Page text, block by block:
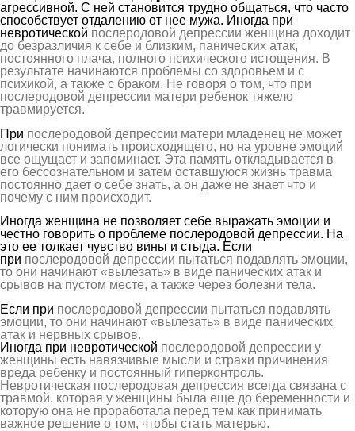
агрессивной. С ней становится трудно общаться, что часто
способствует отдалению от нее мужа. Иногда при
невротической послеродовой депрессии женщина доходит
до безразличия к себе и близким, панических атак,
постоянного плача, полного психического истощения. В
результате начинаются проблемы со здоровьем и с
психикой, а также с браком. Не говоря о том, что при
послеродовой депрессии матери ребенок тяжело
травмируется.
При послеродовой депрессии матери младенец не может
логически понимать происходящего, но на уровне эмоций
все ощущает и запоминает. Эта память откладывается в
его бессознательном и затем оставшуюся жизнь травма
постоянно дает о себе знать, а он даже не знает что и
почему с ним происходит.
Иногда женщина не позволяет себе выражать эмоции и
честно говорить о проблеме послеродовой депрессии. На
это ее толкает чувство вины и стыда. Если
при послеродовой депрессии пытаться подавлять эмоции,
то они начинают «вылезать» в виде панических атак и
срывов на пустом месте, а также через болезни тела.
Если при послеродовой депрессии пытаться подавлять
эмоции, то они начинают «вылезать» в виде панических
атак и нервных срывов.
Иногда при невротической послеродовой депрессии у
женщины есть навязчивые мысли и страхи причинения
вреда ребенку и постоянный гиперконтроль.
Невротическая послеродовая депрессия всегда связана с
травмой, которая у женщины была еще до беременности и
которую она не проработала перед тем как принимать
важное решение о том, чтобы стать матерью.